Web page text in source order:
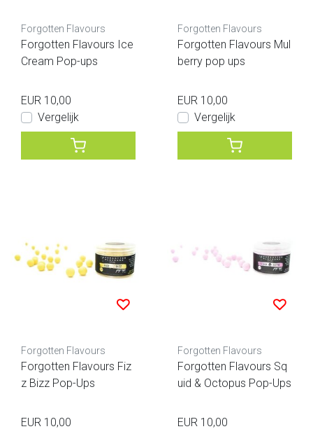
Forgotten Flavours
Forgotten Flavours Ice
Cream Pop-ups
EUR 10,00
Vergelijk
Forgotten Flavours
Forgotten Flavours Mul
berry pop ups
EUR 10,00
Vergelijk
Forgotten Flavours
Forgotten Flavours Fiz
z Bizz Pop-Ups
EUR 10,00
Forgotten Flavours
Forgotten Flavours Sq
uid & Octopus Pop-Ups
EUR 10,00